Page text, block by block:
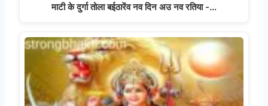
माटी के दुर्गा तोला बईठारेंव नव दिन अउ नव रतिया -…